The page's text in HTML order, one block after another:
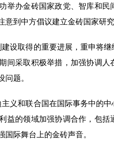
举办金砖国家政党、智库和
意到中方倡议建立金砖国家研
取得的重要进展，重申将继
间采取积极举措，加强协调
问题。
和联合国在国际事务中的中
益的领域加强协调合作，包
际舞台上的金砖声音。